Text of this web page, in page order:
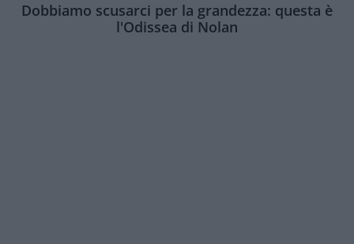
Dobbiamo scusarci per la grandezza: questa è
l'Odissea di Nolan